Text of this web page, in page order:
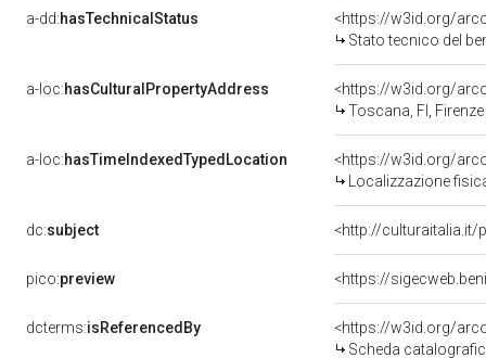
a-dd:hasTechnicalStatus
<https://w3id.org/
Stato tecnico del
a-loc:hasCulturalPropertyAddress
<https://w3id.org/
Toscana, FI, Firenze
a-loc:hasTimeIndexedTypedLocation
<https://w3id.org/
Localizzazione
dc:subject <http://culturaitalia.it/
pico:preview <https://
dcterms:isReferencedBy
<https://w3id.org/
Scheda